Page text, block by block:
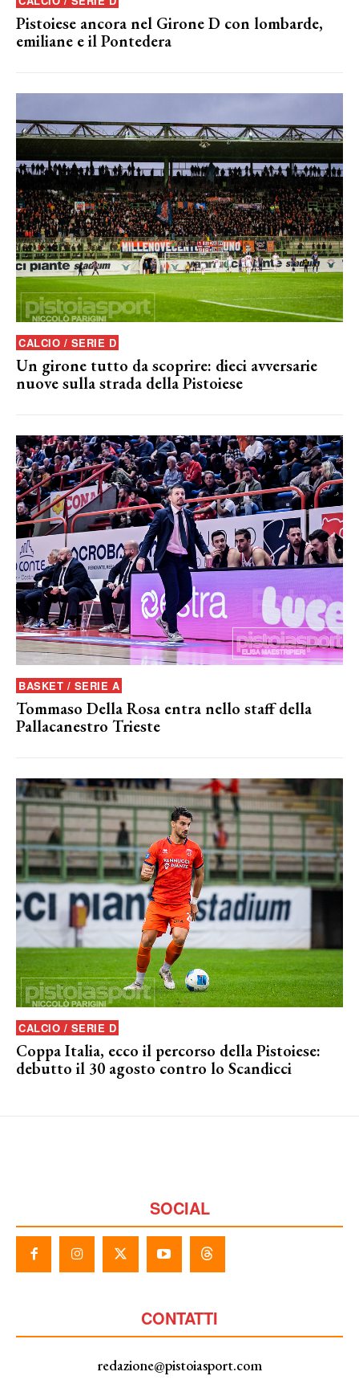
Pistoiese ancora nel Girone D con lombarde,
emiliane e il Pontedera
CALCIO / SERIE D
Un girone tutto da scoprire: dieci avversarie
nuove sulla strada della Pistoiese
BASKET / SERIE A
Tommaso Della Rosa entra nello staff della
Pallacanestro Trieste
CALCIO / SERIE D
Coppa Italia, ecco il percorso della Pistoiese:
debutto il 30 agosto contro lo Scandicci
SOCIAL
CONTATTI
redazione@pistoiasport.com